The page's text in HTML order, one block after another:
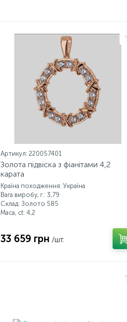
Артикул: 220057401
Золота підвіска з фіанітами 4,2
карата
Країна походження: Україна
Вага виробу, г.: 3,79
Склад: Золото 585
Маса, ct: 4,2
33 659 грн /шт.